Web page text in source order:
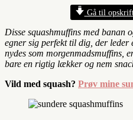
Gå til
Disse squashmuffins med banan
egner sig perfekt til dig, der leder
nydes som morgenmadsmuffins,
bare en rigtig lækker og nem
Vild med squash? Prøv mine